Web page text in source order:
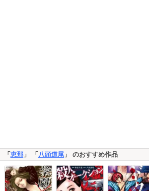
「 恵那 」 「 八頭道尾 」 のおすすめ作品